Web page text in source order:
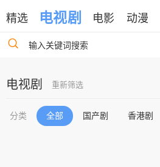
精选 电视剧 电影 动漫
输入关键词搜索
电视剧 重新筛选
分类 全部 国产剧 香港剧